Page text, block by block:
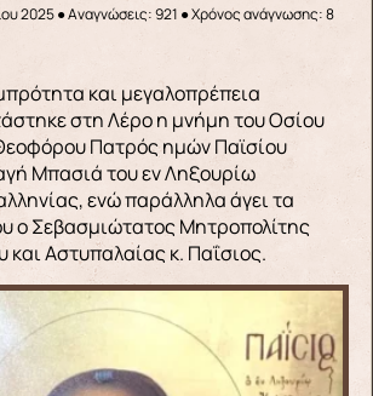
2025●Αναγνώσεις: 921 ● Χρόνος ανάγνωσης: 8
στη Λέρο η μνήμη του Οσίου
Πατρός ημών Παϊσίου
Μπασιά του εν Ληξουρίω
ενώ παράλληλα άγει τα
ο Σεβασμιώτατος Μητροπολίτης
και Αστυπαλαίας κ. Παΐσιος.